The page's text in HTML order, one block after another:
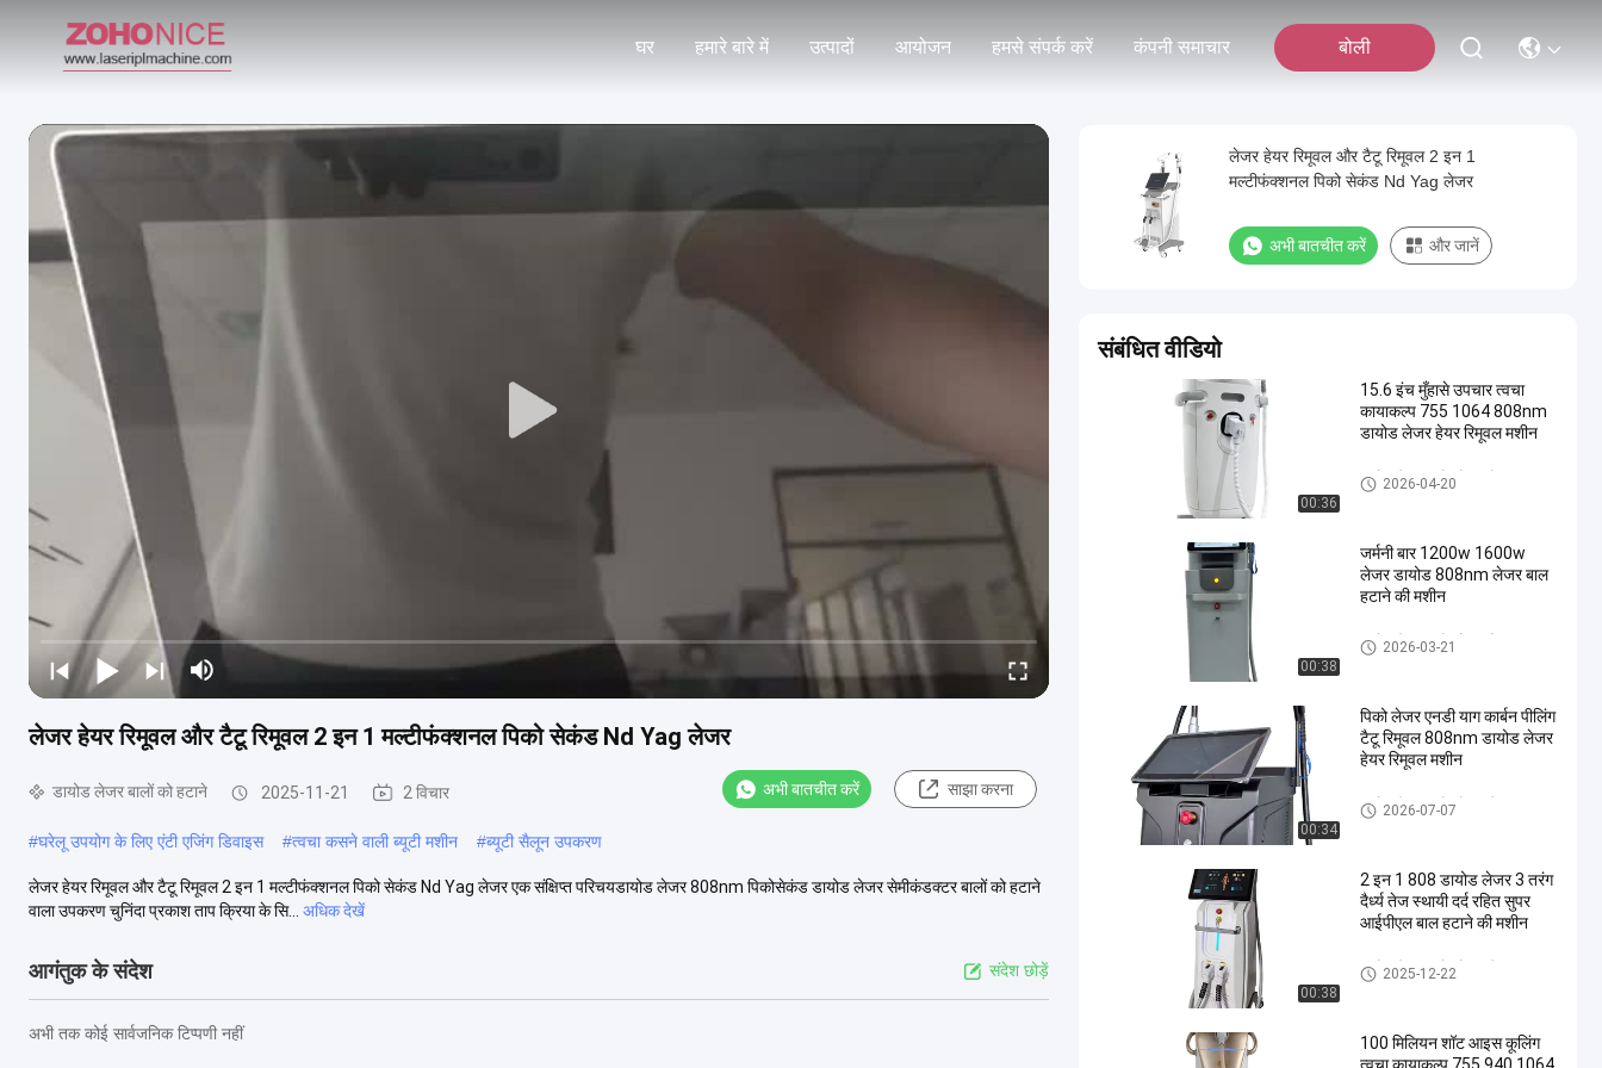
घर हमारे बारे में उत्पादों आयोजन हमसे संपर्क करें कंपनी समाचार बोली
लेजर हेयर रिमूवल और टैटू रिमूवल 2 इन 1 मल्टीफंक्शनल पिको सेकंड Nd Yag लेजर
डायोड लेजर बालों को हटाने 2025-11-21 2 विचार अभी बातचीत करें साझा करना
#घरेलू उपयोग के लिए एंटी एजिंग डिवाइस #त्वचा कसने वाली ब्यूटी मशीन #ब्यूटी सैलून उपकरण
लेजर हेयर रिमूवल और टैटू रिमूवल 2 इन 1 मल्टीफंक्शनल पिको सेकंड Nd Yag लेजर एक संक्षिप्त परिचयडायोड लेजर 808nm पिकोसेकंड डायोड लेजर सेमीकंडक्टर बालों को हटाने
वाला उपकरण चुनिंदा प्रकाश ताप क्रिया के सि...
अधिक देखें
आगंतुक के संदेश संदेश छोड़ें
अभी तक कोई सार्वजनिक टिप्पणी नहीं
लेजर हेयर रिमूवल और टैटू रिमूवल 2 इन 1
मल्टीफंक्शनल पिको सेकंड Nd Yag लेजर
अभी बातचीत करें और जानें
संबंधित वीडियो
00:36
15.6 इंच मुँहासे उपचार त्वचा
कायाकल्प 755 1064 808nm
डायोड लेजर हेयर रिमूवल मशीन
डायोड लेजर बालों को हटाने
2026-04-20
00:38
जर्मनी बार 1200w 1600w
लेजर डायोड 808nm लेजर बाल
हटाने की मशीन
डायोड लेजर बालों को हटाने
2026-03-21
00:34
पिको लेजर एनडी याग कार्बन पीलिंग
टैटू रिमूवल 808nm डायोड लेजर
हेयर रिमूवल मशीन
डायोड लेजर बालों को हटाने
2026-07-07
00:38
2 इन 1 808 डायोड लेजर 3 तरंग
दैर्ध्य तेज स्थायी दर्द रहित सुपर
आईपीएल बाल हटाने की मशीन
डायोड लेजर बालों को हटाने
2025-12-22
100 मिलियन शॉट आइस कूलिंग